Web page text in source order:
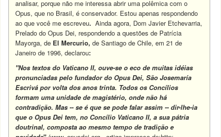
analisar, porque não me interessa abrir uma polêmica com o
Opus, que no Brasil, é conservador. Estou apenas respondendo
ao que você me escreveu. Ainda agora, Dom Javier Etchevarria,
Prelado do Opus Dei, respondendo a questões de Patrícia
Mayorga, de El Mercurio, de Santiago de Chile, em 21 de
Janeiro de 1996, declarou:
"Nos textos do Vaticano II, ouve-se o eco de muitas idéias
pronunciadas pelo fundador do Opus Dei, São Josemaría
Escrivá por volta dos anos trinta. Todos os Concílios
formam uma unidade de magistério, onde não há
contradição. Mas -- se é que se pode falar assim -- dir-lhe-ia
que o Opus Dei tem, no Concílio Vaticano II, a sua pátria
doutrinal, composta ao mesmo tempo de tradição e